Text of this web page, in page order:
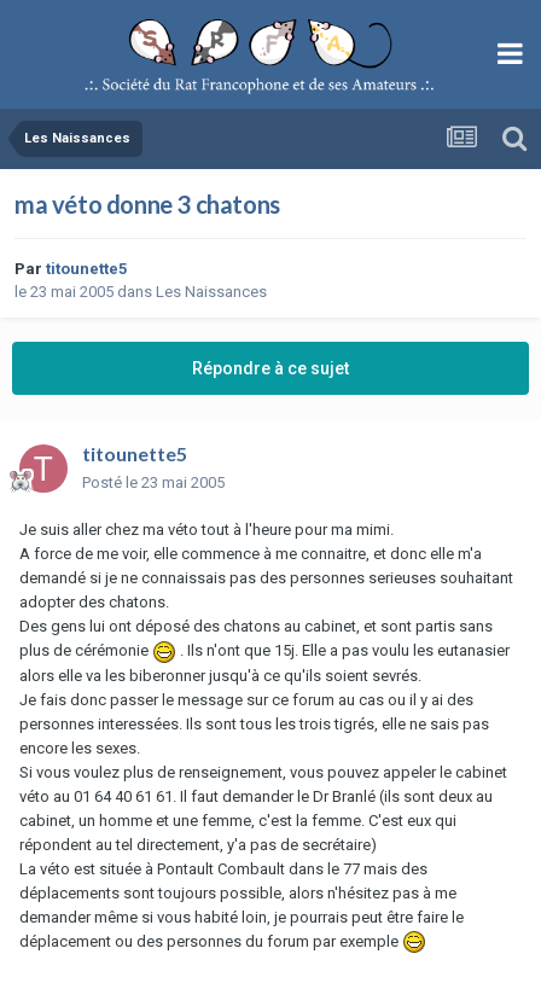
Les Naissances
ma véto donne 3 chatons
Par titounette5
le 23 mai 2005 dans Les Naissances
Répondre à ce sujet
titounette5
Posté le 23 mai 2005
Je suis aller chez ma véto tout à l'heure pour ma mimi.
A force de me voir, elle commence à me connaitre, et donc elle m'a
demandé si je ne connaissais pas des personnes serieuses souhaitant
adopter des chatons.
Des gens lui ont déposé des chatons au cabinet, et sont partis sans
plus de cérémonie
. Ils n'ont que 15j. Elle a pas voulu les eutanasier
alors elle va les biberonner jusqu'à ce qu'ils soient sevrés.
Je fais donc passer le message sur ce forum au cas ou il y ai des
personnes interessées. Ils sont tous les trois tigrés, elle ne sais pas
encore les sexes.
Si vous voulez plus de renseignement, vous pouvez appeler le cabinet
véto au 01 64 40 61 61. Il faut demander le Dr Branlé (ils sont deux au
cabinet, un homme et une femme, c'est la femme. C'est eux qui
répondent au tel directement, y'a pas de secrétaire)
La véto est située à Pontault Combault dans le 77 mais des
déplacements sont toujours possible, alors n'hésitez pas à me
demander même si vous habité loin, je pourrais peut être faire le
déplacement ou des personnes du forum par exemple